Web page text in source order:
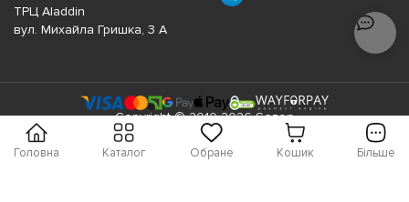
Головна Каталог Обране Кошик Більше
ТРЦ Aladdin
вул. Михайла Гришка, 3 А
Copyright © 2010-2026 Sezon